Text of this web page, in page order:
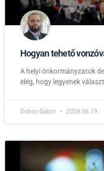
Hogyan tehető
A helyi önkormányzatok
elég, hogy legyenek
Dobos Gábor 2026.06.19.